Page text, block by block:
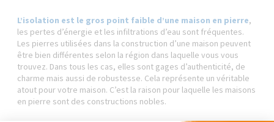
L’isolation est le gros point faible d’une maison en pierre,
les pertes d’énergie et les infiltrations d’eau sont fréquentes.
Les pierres utilisées dans la construction d’une maison peuvent
être bien différentes selon la région dans laquelle vous vous
trouvez. Dans tous les cas, elles sont gages d’authenticité, de
charme mais aussi de robustesse. Cela représente un véritable
atout pour votre maison. C’est la raison pour laquelle les maisons
en pierre sont des constructions nobles.